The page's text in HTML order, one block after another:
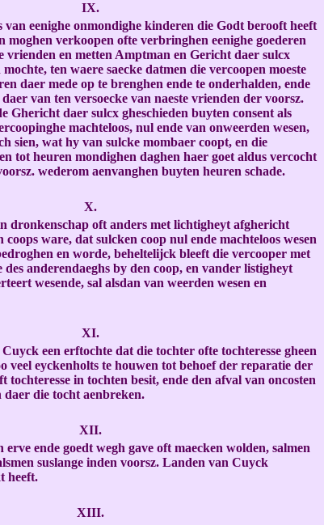
IX.
van eenighe onmondighe kinderen die Godt berooft heeft
moghen verkoopen ofte verbringhen eenighe goederen
vrienden en metten Amptman en Gericht daer sulcx
ten waere saecke datmen die vercoopen moeste
daer mede op te brenghen ende te onderhalden, ende
van ten versoecke van naeste vrienden der voorsz.
Ghericht daer sulcx gheschieden buyten consent als
machteloos, nul ende van onweerden wesen,
sien, wat hy van sulcke mombaer coopt, en die
tot heuren mondighen daghen haer goet aldus vercocht
wederom aenvanghen buyten heuren schade.
X.
dronkenschap oft anders met lichtigheyt afghericht
ware, dat sulcken coop nul ende machteloos wesen
en worde, beheltelijck bleeft die vercooper met
anderendaeghs by den coop, en vander listigheyt
wesende, sal alsdan van weerden wesen en
XI.
een erftochte dat die tochter ofte tochteresse gheen
veel eyckenholts te houwen tot behoef der reparatie der
in tochten besit, ende den afval van oncosten
daer die tocht aenbreken.
XII.
ende goedt wegh gave oft maecken wolden, salmen
suslange inden voorsz. Landen van Cuyck
heeft.
XIII.